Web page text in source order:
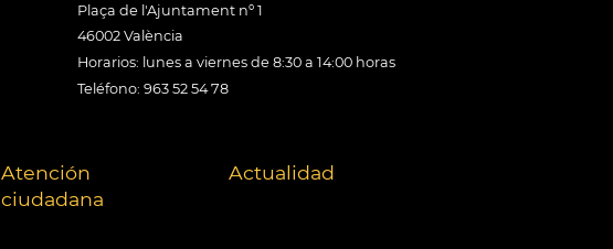
Plaça de l'Ajuntament nº 1
46002 València
Horarios: lunes a viernes de 8:30 a 14:00 horas
Teléfono: 963 52 54 78
Atención
ciudadana
Actualidad